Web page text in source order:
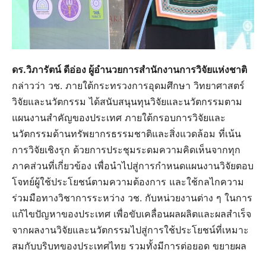
ดร.วิภารัตน์ ดีอ่อง ผู้อำนวยการสำนักงานการวิจัยแห่งชาติ
กล่าวว่า วช. ภายใต้กระทรวงการอุดมศึกษา วิทยาศาสตร์
วิจัยและนวัตกรรม ได้สนับสนุนทุนวิจัยและนวัตกรรมตาม
แผนงานสำคัญของประเทศ ภายใต้กรอบการวิจัยและ
นวัตกรรมด้านทรัพยากรธรรมชาติและสิ่งแวดล้อม ที่เน้น
การวิจัยเชิงรุก ด้วยการประชุมระดมความคิดเห็นจากทุก
ภาคส่วนที่เกี่ยวข้อง เพื่อนำไปสู่การกำหนดแผนงานวิจัยตอบ
โจทย์ผู้ใช้ประโยชน์ตามความต้องการ และใช้กลไกความ
ร่วมมือทางวิชาการระหว่าง วช. กับหน่วยงานต่าง ๆ ในการ
แก้ไขปัญหาของประเทศ เพื่อขับเคลื่อนผลผลิตและผลสำเร็จ
จากผลงานวิจัยและนวัตกรรมไปสู่การใช้ประโยชน์ที่เหมาะ
สมกับบริบทของประเทศไทย รวมทั้งมีการต่อยอด ขยายผล